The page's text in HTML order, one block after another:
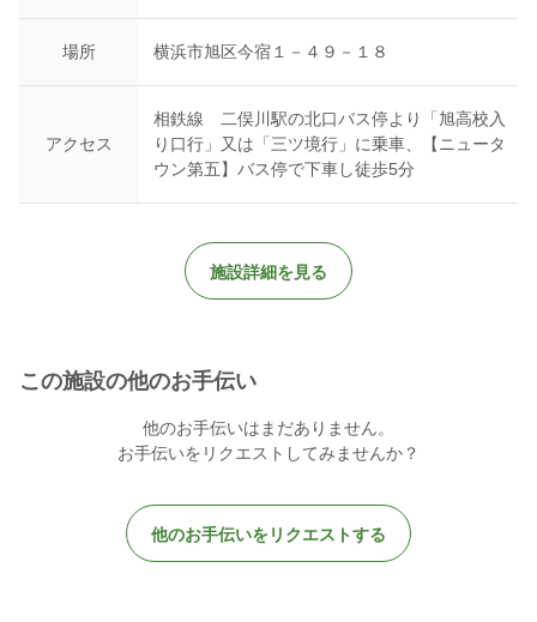
場所 横浜市旭区今宿１－４９－１８
アクセス
相鉄線 二俣川駅の北口バス停より「旭高校入
り口行」又は「三ツ境行」に乗車、【ニュータ
ウン第五】バス停で下車し徒歩5分
施設詳細を見る
この施設の他のお手伝い
他のお手伝いはまだありません。
お手伝いをリクエストしてみませんか？
他のお手伝いをリクエストする